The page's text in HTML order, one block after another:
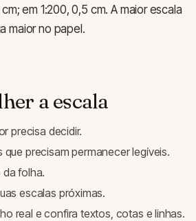
cm; em 1:200, 0,5 cm. A maior escala
maior no papel.
a escala
precisa decidir.
precisam permanecer legíveis.
folha.
escalas próximas.
real e confira textos, cotas e linhas.